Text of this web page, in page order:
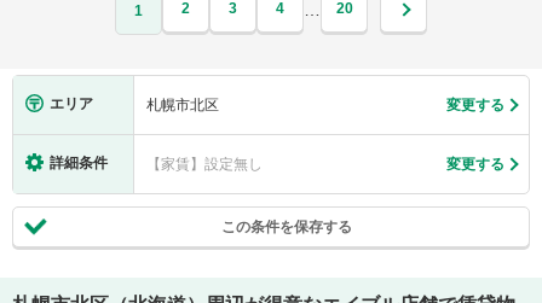
1 2 3 4 … 20
エリア 札幌市北区 変更する
詳細条件 【家賃】設定無し 変更する
この条件を保存する